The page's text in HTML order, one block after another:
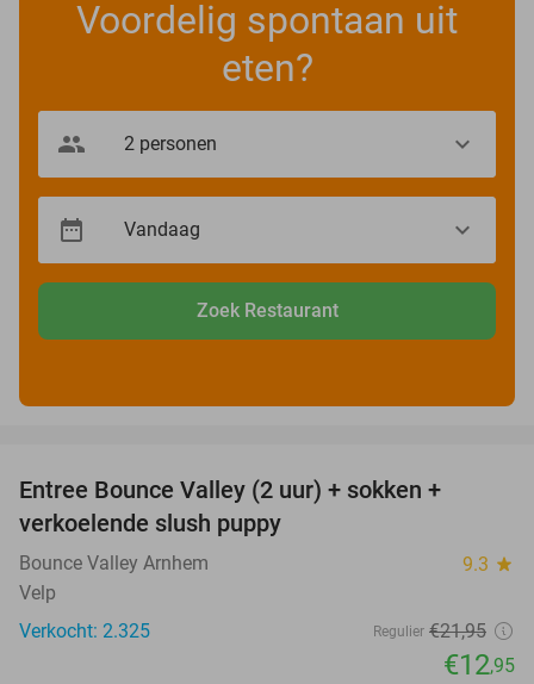
Voordelig spontaan uit
eten?
Zoek Restaurant
Entree Bounce Valley (2 uur) + sokken +
verkoelende slush puppy
Bounce Valley Arnhem 9.3 star
Velp
Verkocht: 2.325
Regulier €21,95
€12,95